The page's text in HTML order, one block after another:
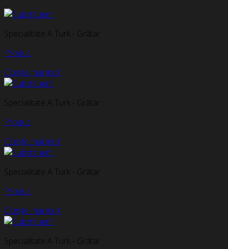
Specialitate A Turk - Grătar
Produs
Citește mai mult
Specialitate A Turk - Grătar
Produs
Citește mai mult
Specialitate A Turk - Grătar
Produs
Citește mai mult
Specialitate A Turk - Grătar